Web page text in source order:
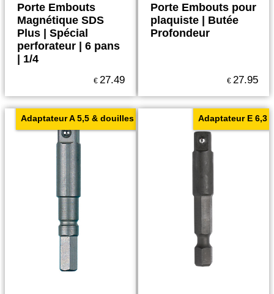
Porte Embouts
Magnétique SDS
Plus | Spécial
perforateur | 6 pans
| 1/4
€ 27.49
Porte Embouts pour
plaquiste | Butée
Profondeur
€ 27.95
Adaptateur A 5,5 & douilles Adaptateur E 6,3